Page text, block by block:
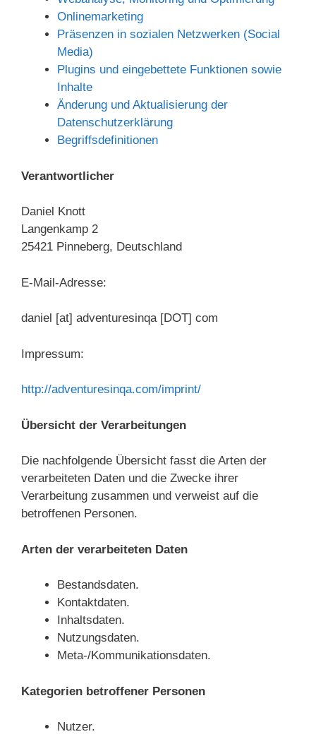
Onlinemarketing
Präsenzen in sozialen Netzwerken (Social
Media)
Plugins und eingebettete Funktionen sowie
Inhalte
Änderung und Aktualisierung der
Datenschutzerklärung
Begriffsdefinitionen
Verantwortlicher
Daniel Knott
Langenkamp 2
25421 Pinneberg, Deutschland
E-Mail-Adresse:
daniel [at] adventuresinqa [DOT] com
Impressum:
http://adventuresinqa.com/imprint/
Übersicht der Verarbeitungen
Die nachfolgende Übersicht fasst die Arten der
verarbeiteten Daten und die Zwecke ihrer
Verarbeitung zusammen und verweist auf die
betroffenen Personen.
Arten der verarbeiteten Daten
Bestandsdaten.
Kontaktdaten.
Inhaltsdaten.
Nutzungsdaten.
Meta-/Kommunikationsdaten.
Kategorien betroffener Personen
Nutzer.